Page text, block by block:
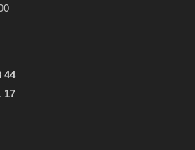
44
17